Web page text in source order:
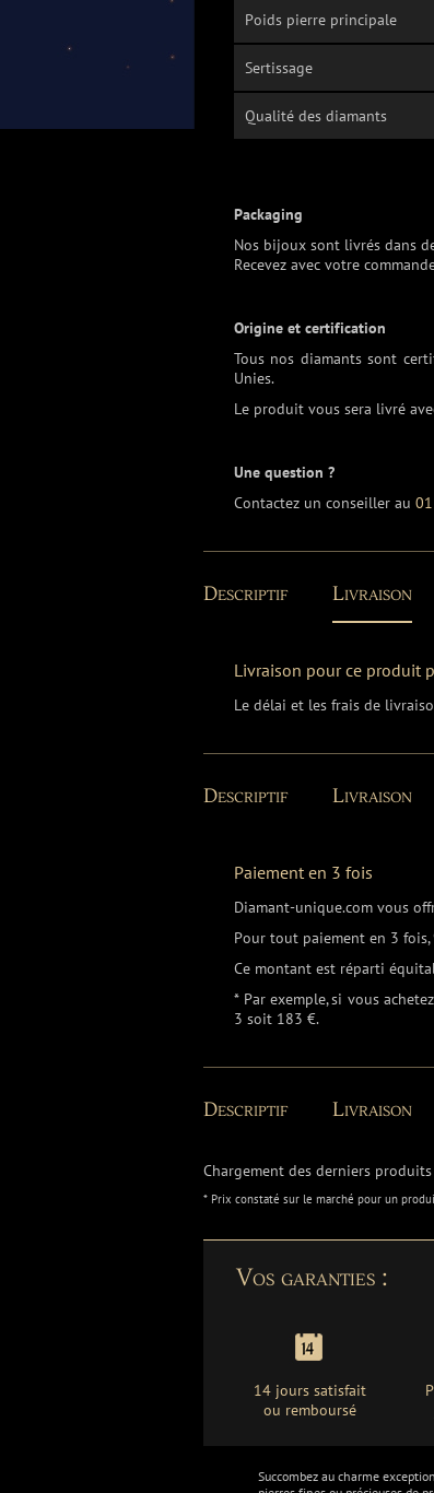
Poids pierre principale
Sertissage
Qualité des diamants
Packaging
Nos bijoux sont livrés dans
Recevez avec votre
Origine et certification
Tous nos diamants sont
Unies.
Le produit vous sera livré
Une question ?
Contactez un conseiller au
Descriptif Livraison
Livraison pour ce produit
Le délai et les frais de
Descriptif Livraison
Paiement en 3 fois
Diamant-unique.com vous
Pour tout paiement en 3
Ce montant est réparti
* Par exemple, si vous
3 soit 183 €.
Descriptif Livraison
Chargement des derniers produits
* Prix constaté sur le marché pour un
Vos garanties :
14 jours satisfait
ou remboursé
Succombez au charme